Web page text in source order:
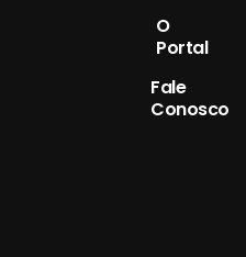
O
Portal
Fale
Conosco